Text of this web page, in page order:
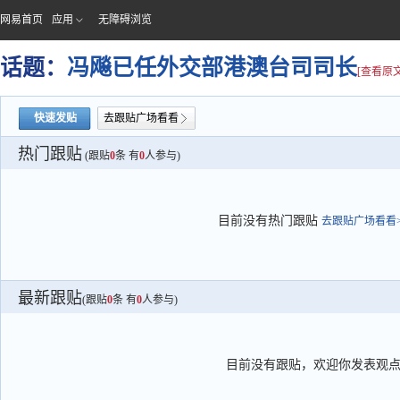
网易首页 应用 无障碍浏览
话题： 冯飚已任外交部港澳台司司长[查看原
快速发贴 去跟贴广场看看
热门跟贴 (跟贴0条 有0人参与)
目前没有热门跟贴 去跟贴广场看看
最新跟贴(跟贴0条 有0人参与)
目前没有跟贴，欢迎你发表观点